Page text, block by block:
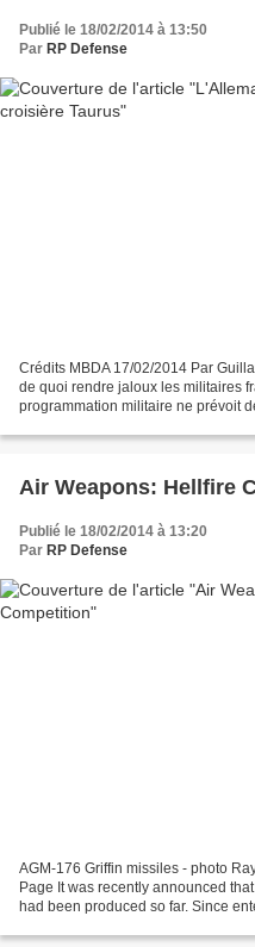
Publié le 18/02/2014 à 13:50
Par RP Defense
Crédits MBDA 17/02/2014 Par
de quoi rendre jaloux les militaires
programmation militaire ne prévoit
Air Weapons: Hellfire
Publié le 18/02/2014 à 13:20
Par RP Defense
AGM-176 Griffin missiles - photo
Page It was recently announced
had been produced so far. Since